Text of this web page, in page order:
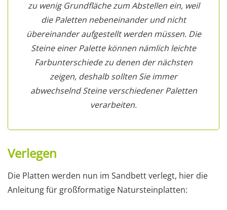
zu wenig Grundfläche zum Abstellen ein, weil
die Paletten nebeneinander und nicht
übereinander aufgestellt werden müssen. Die
Steine einer Palette können nämlich leichte
Farbunterschiede zu denen der nächsten
zeigen, deshalb sollten Sie immer
abwechselnd Steine verschiedener Paletten
verarbeiten.
Verlegen
Die Platten werden nun im Sandbett verlegt, hier die
Anleitung für großformatige Natursteinplatten: